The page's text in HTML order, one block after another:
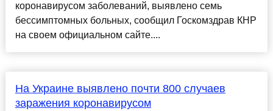
коронавирусом заболеваний, выявлено семь
бессимптомных больных, сообщил Госкомздрав КНР
на своем официальном сайте....
На Украине выявлено почти 800 случаев
заражения коронавирусом